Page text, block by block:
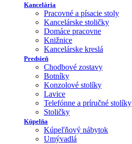
Kancelária
Pracovné a písacie stoly
Kancelárske stoličky
Domáce pracovne
Knižnice
Kancelárske kreslá
Predsieň
Chodbové zostavy
Botníky
Konzolové stolíky
Lavice
Telefónne a príručné stolíky
Stoličky
Kúpelňa
Kúpeľňový nábytok
Umývadlá